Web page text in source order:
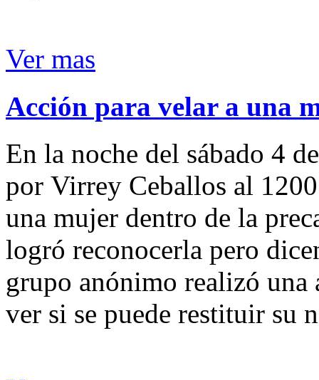
Ver mas
Acción para velar a una
En la noche del sábado 4
por Virrey Ceballos al
una mujer dentro de la
logró reconocerla pero
grupo anónimo realizó
ver si se puede restituir su